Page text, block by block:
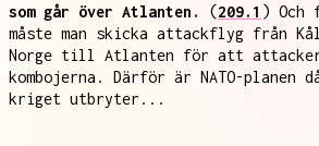
som går över Atlanten.
(209.1 ) Och
måste man skicka attackflyg från
Norge till Atlanten för att
kombojerna. Därför är NATO-planen
kriget utbryter...